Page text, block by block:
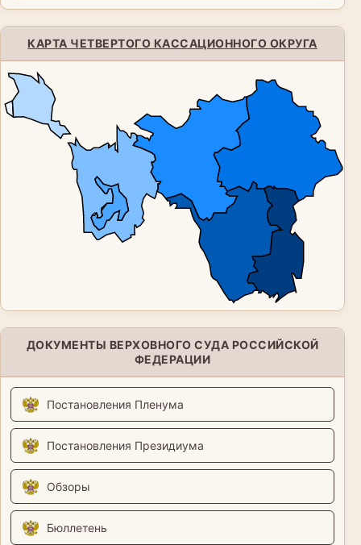
КАРТА ЧЕТВЕРТОГО КАССАЦИОННОГО ОКРУГА
ДОКУМЕНТЫ ВЕРХОВНОГО СУДА РОССИЙСКОЙ
ФЕДЕРАЦИИ
Постановления Пленума
Постановления Президиума
Обзоры
Бюллетень